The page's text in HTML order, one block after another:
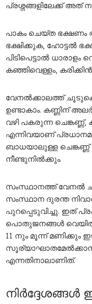
പ്രശ്നങ്ങളിലേക്ക് അത്
പാകം ചെയ്ത
ഭക്ഷിക്കുക, ഹോട്ടല്‍
പിടിപെട്ടാല്‍ ധാരാളം
കഞ്ഞിവെള്ളം, കരിക്കിന്‍
വേനല്‍ക്കാലത്ത്
ഉണ്ടാകാം. കണ്ണിന്
വഴി പകരുന്ന
എന്നിവയാണ്
ബാധയാലുള്ള ചെങ്കണ്ണ്
നീണ്ടുനില്‍ക്കും.
സംസ്ഥാനത്ത് വേനല്‍
സംസ്ഥാന ദുരന്ത
പുറപ്പെടുവിച്ചു. ഇത്
പൊതുജനങ്ങള്‍
11 നും മൂന്ന്
എന്നതിനാലാണിത്.
നിര്‍ദ്ദേശങ്ങള്‍